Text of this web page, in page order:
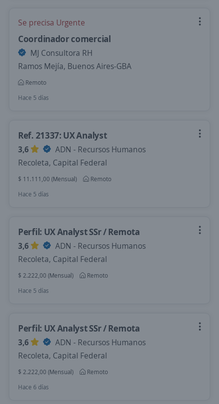
Se precisa Urgente
Coordinador comercial
MJ Consultora RH
Ramos Mejía, Buenos Aires-GBA
Remoto
Hace 5 días
Ref. 21337: UX Analyst
3,6
ADN - Recursos Humanos
Recoleta, Capital Federal
$ 11.111,00 (Mensual)
Remoto
Hace 5 días
Perfil: UX Analyst SSr / Remota
3,6
ADN - Recursos Humanos
Recoleta, Capital Federal
$ 2.222,00 (Mensual)
Remoto
Hace 5 días
Perfil: UX Analyst SSr / Remota
3,6
ADN - Recursos Humanos
Recoleta, Capital Federal
$ 2.222,00 (Mensual)
Remoto
Hace 6 días